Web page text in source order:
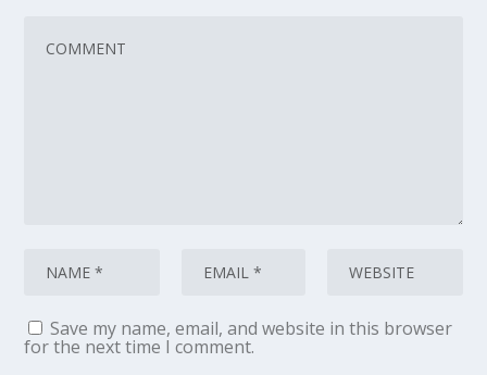
Save my name, email, and website in this browser
for the next time I comment.